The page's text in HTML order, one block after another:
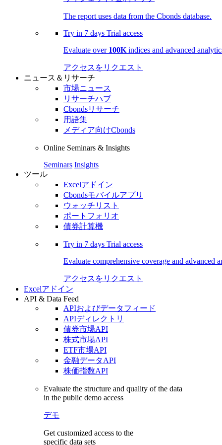
The report uses data from the Cbonds database.
Try in 7 days Trial access
Evaluate over 100K indices and advanced
アクセスをリクエスト
ニュース＆リサーチ
市場ニュース
リサーチハブ
Cbondsリサーチ
用語集
メディア向けCbonds
Online Seminars & Insights
Seminars Insights
ツール
Excelアドイン
Cbondsモバイルアプリ
ウォッチリスト
ポートフォリオ
債券計算機
Try in 7 days Trial access
Evaluate comprehensive coverage and advanced
アクセスをリクエスト
Excelアドイン
API & Data Feed
APIおよびデータフィード
APIディレクトリ
債券市場API
株式市場API
ETF市場API
金融データAPI
株価指数API
Evaluate the structure and quality of the data
in the public demo access
デモ
Get customized access to the
specific data sets